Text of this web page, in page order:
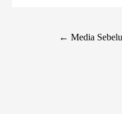
← Media